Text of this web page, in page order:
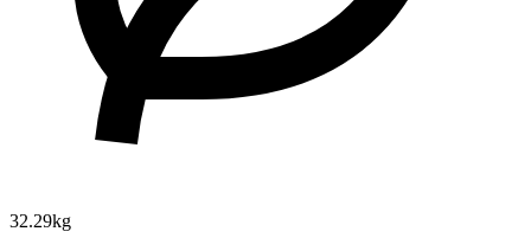
32.29kg